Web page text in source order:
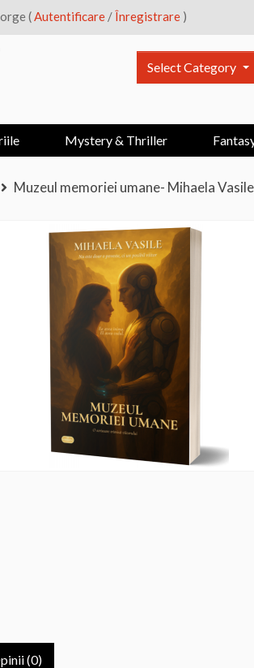
(Autentificare /Înregistrare )
Select Category
Mystery & Thriller
Muzeul memoriei umane- Mihaela Vasile
(0)